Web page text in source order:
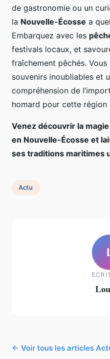
de gastronomie ou un
la Nouvelle-Écosse a
Embarquez avec les
festivals locaux, et
fraîchement pêchés.
souvenirs inoubliables et
compréhension de
homard pour cette région
Venez découvrir la
en Nouvelle-Écosse et
ses traditions maritimes
Actu
← Voir tous les articles